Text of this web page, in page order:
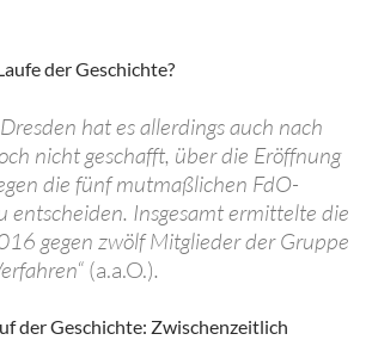
der Geschichte?
hat es allerdings auch nach
nicht geschafft, über die Eröffnung
die fünf mutmaßlichen FdO-
entscheiden. Insgesamt ermittelte die
gegen zwölf Mitglieder der Gruppe
(a.a.O.).
der Geschichte: Zwischenzeitlich